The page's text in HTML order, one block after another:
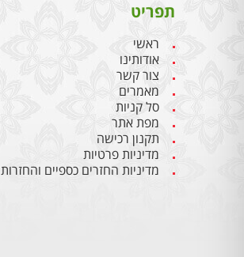
תפריט
ראשי
אודותינו
צור קשר
מאמרים
סל קניות
מפת אתר
תקנון רכישה
מדיניות פרטיות
מדיניות החזרים כספיים והחזרות